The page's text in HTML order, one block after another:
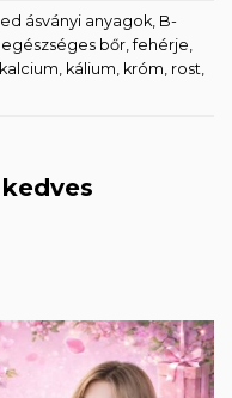
ásványi anyagok B-
egészséges bőr ,fehérje
kalcium kálium króm rost